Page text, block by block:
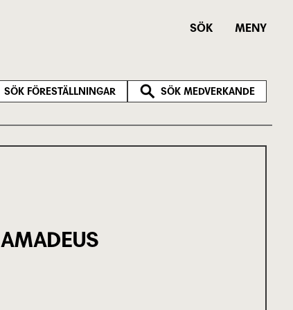
SÖK MENY
SÖK FÖRESTÄLLNINGAR SÖK MEDVERKANDE
AMADEUS